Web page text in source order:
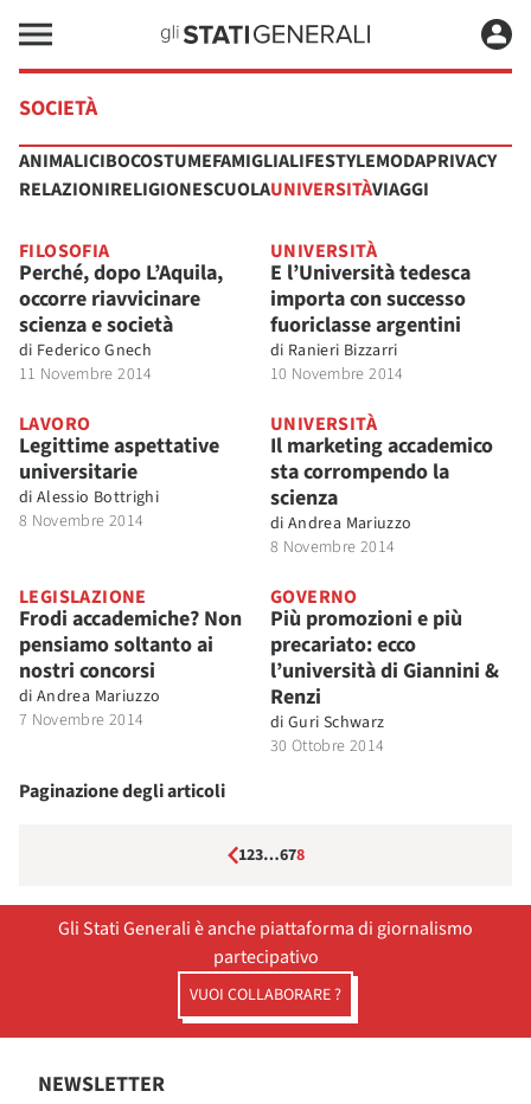
SOCIETÀ
ANIMALICIBOCOSTUMEFAMIGLIALIFESTYLEMODAPRIVACY
RELAZIONIRELIGIONESCUOLAUNIVERSITÀVIAGGI
FILOSOFIA
Perché, dopo L’Aquila,
occorre riavvicinare
scienza e società
di Federico Gnech
11 Novembre 2014
UNIVERSITÀ
E l’Università tedesca
importa con successo
fuoriclasse argentini
di Ranieri Bizzarri
10 Novembre 2014
LAVORO
Legittime aspettative
universitarie
di Alessio Bottrighi
8 Novembre 2014
UNIVERSITÀ
Il marketing accademico
sta corrompendo la
scienza
di Andrea Mariuzzo
8 Novembre 2014
LEGISLAZIONE
Frodi accademiche? Non
pensiamo soltanto ai
nostri concorsi
di Andrea Mariuzzo
7 Novembre 2014
GOVERNO
Più promozioni e più
precariato: ecco
l’università di Giannini &
Renzi
di Guri Schwarz
30 Ottobre 2014
Paginazione degli articoli
123…678
Gli Stati Generali è anche piattaforma di giornalismo
partecipativo
VUOI COLLABORARE ?
NEWSLETTER